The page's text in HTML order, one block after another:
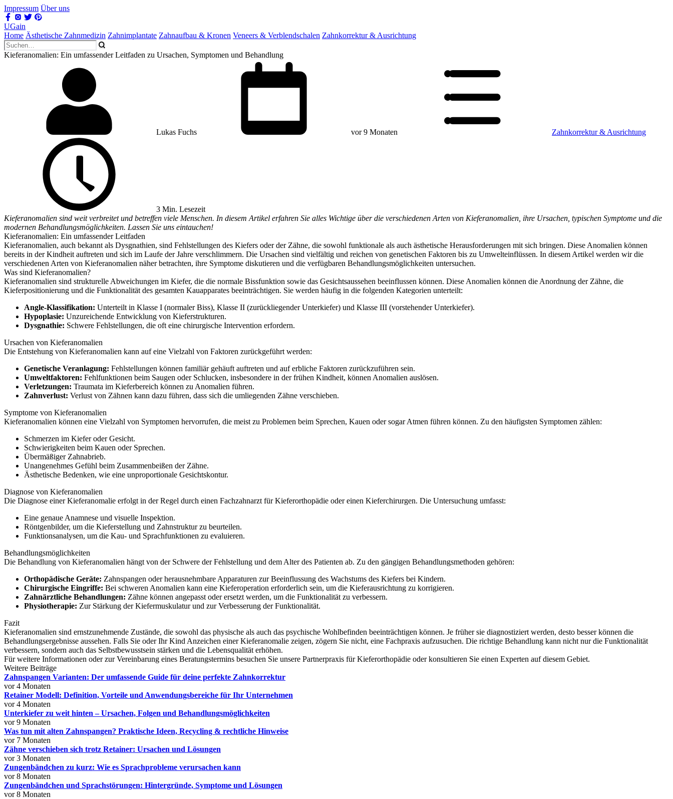
Impressum Über uns
UGain
Home Ästhetische Zahnmedizin Zahnimplantate Zahnaufbau & Kronen Veneers & Verblendschalen Zahnkorrektur & Ausrichtung
Kieferanomalien: Ein umfassender Leitfaden zu Ursachen, Symptomen und Behandlung
Lukas Fuchs vor 9 Monaten Zahnkorrektur & Ausrichtung
3 Min. Lesezeit
Kieferanomalien sind weit verbreitet und betreffen viele Menschen. In diesem Artikel erfahren Sie alles Wichtige über die verschiedenen Arten von Kieferanomalien, ihre Ursachen, typischen Symptome und die
modernen Behandlungsmöglichkeiten. Lassen Sie uns eintauchen!
Kieferanomalien: Ein umfassender Leitfaden
Kieferanomalien, auch bekannt als Dysgnathien, sind Fehlstellungen des Kiefers oder der Zähne, die sowohl funktionale als auch ästhetische Herausforderungen mit sich bringen. Diese Anomalien können
bereits in der Kindheit auftreten und sich im Laufe der Jahre verschlimmern. Die Ursachen sind vielfältig und reichen von genetischen Faktoren bis zu Umwelteinflüssen. In diesem Artikel werden wir die
verschiedenen Arten von Kieferanomalien näher betrachten, ihre Symptome diskutieren und die verfügbaren Behandlungsmöglichkeiten untersuchen.
Was sind Kieferanomalien?
Kieferanomalien sind strukturelle Abweichungen im Kiefer, die die normale Bissfunktion sowie das Gesichtsaussehen beeinflussen können. Diese Anomalien können die Anordnung der Zähne, die
Kieferpositionierung und die Funktionalität des gesamten Kauapparates beeinträchtigen. Sie werden häufig in die folgenden Kategorien unterteilt:
Angle-Klassifikation: Unterteilt in Klasse I (normaler Biss), Klasse II (zurückliegender Unterkiefer) und Klasse III (vorstehender Unterkiefer).
Hypoplasie: Unzureichende Entwicklung von Kieferstrukturen.
Dysgnathie: Schwere Fehlstellungen, die oft eine chirurgische Intervention erfordern.
Ursachen von Kieferanomalien
Die Entstehung von Kieferanomalien kann auf eine Vielzahl von Faktoren zurückgeführt werden:
Genetische Veranlagung: Fehlstellungen können familiär gehäuft auftreten und auf erbliche Faktoren zurückzuführen sein.
Umweltfaktoren: Fehlfunktionen beim Saugen oder Schlucken, insbesondere in der frühen Kindheit, können Anomalien auslösen.
Verletzungen: Traumata im Kieferbereich können zu Anomalien führen.
Zahnverlust: Verlust von Zähnen kann dazu führen, dass sich die umliegenden Zähne verschieben.
Symptome von Kieferanomalien
Kieferanomalien können eine Vielzahl von Symptomen hervorrufen, die meist zu Problemen beim Sprechen, Kauen oder sogar Atmen führen können. Zu den häufigsten Symptomen zählen:
Schmerzen im Kiefer oder Gesicht.
Schwierigkeiten beim Kauen oder Sprechen.
Übermäßiger Zahnabrieb.
Unangenehmes Gefühl beim Zusammenbeißen der Zähne.
Ästhetische Bedenken, wie eine unproportionale Gesichtskontur.
Diagnose von Kieferanomalien
Die Diagnose einer Kieferanomalie erfolgt in der Regel durch einen Fachzahnarzt für Kieferorthopädie oder einen Kieferchirurgen. Die Untersuchung umfasst:
Eine genaue Anamnese und visuelle Inspektion.
Röntgenbilder, um die Kieferstellung und Zahnstruktur zu beurteilen.
Funktionsanalysen, um die Kau- und Sprachfunktionen zu evaluieren.
Behandlungsmöglichkeiten
Die Behandlung von Kieferanomalien hängt von der Schwere der Fehlstellung und dem Alter des Patienten ab. Zu den gängigen Behandlungsmethoden gehören:
Orthopädische Geräte: Zahnspangen oder herausnehmbare Apparaturen zur Beeinflussung des Wachstums des Kiefers bei Kindern.
Chirurgische Eingriffe: Bei schweren Anomalien kann eine Kieferoperation erforderlich sein, um die Kieferausrichtung zu korrigieren.
Zahnärztliche Behandlungen: Zähne können angepasst oder ersetzt werden, um die Funktionalität zu verbessern.
Physiotherapie: Zur Stärkung der Kiefermuskulatur und zur Verbesserung der Funktionalität.
Fazit
Kieferanomalien sind ernstzunehmende Zustände, die sowohl das physische als auch das psychische Wohlbefinden beeinträchtigen können. Je früher sie diagnostiziert werden, desto besser können die
Behandlungsergebnisse aussehen. Falls Sie oder Ihr Kind Anzeichen einer Kieferanomalie zeigen, zögern Sie nicht, eine Fachpraxis aufzusuchen. Die richtige Behandlung kann nicht nur die Funktionalität
verbessern, sondern auch das Selbstbewusstsein stärken und die Lebensqualität erhöhen.
Für weitere Informationen oder zur Vereinbarung eines Beratungstermins besuchen Sie unsere Partnerpraxis für Kieferorthopädie oder konsultieren Sie einen Experten auf diesem Gebiet.
Weitere Beiträge
Zahnspangen Varianten: Der umfassende Guide für deine perfekte Zahnkorrektur
vor 4 Monaten
Retainer Modell: Definition, Vorteile und Anwendungsbereiche für Ihr Unternehmen
vor 4 Monaten
Unterkiefer zu weit hinten – Ursachen, Folgen und Behandlungsmöglichkeiten
vor 9 Monaten
Was tun mit alten Zahnspangen? Praktische Ideen, Recycling & rechtliche Hinweise
vor 7 Monaten
Zähne verschieben sich trotz Retainer: Ursachen und Lösungen
vor 3 Monaten
Zungenbändchen zu kurz: Wie es Sprachprobleme verursachen kann
vor 8 Monaten
Zungenbändchen und Sprachstörungen: Hintergründe, Symptome und Lösungen
vor 8 Monaten